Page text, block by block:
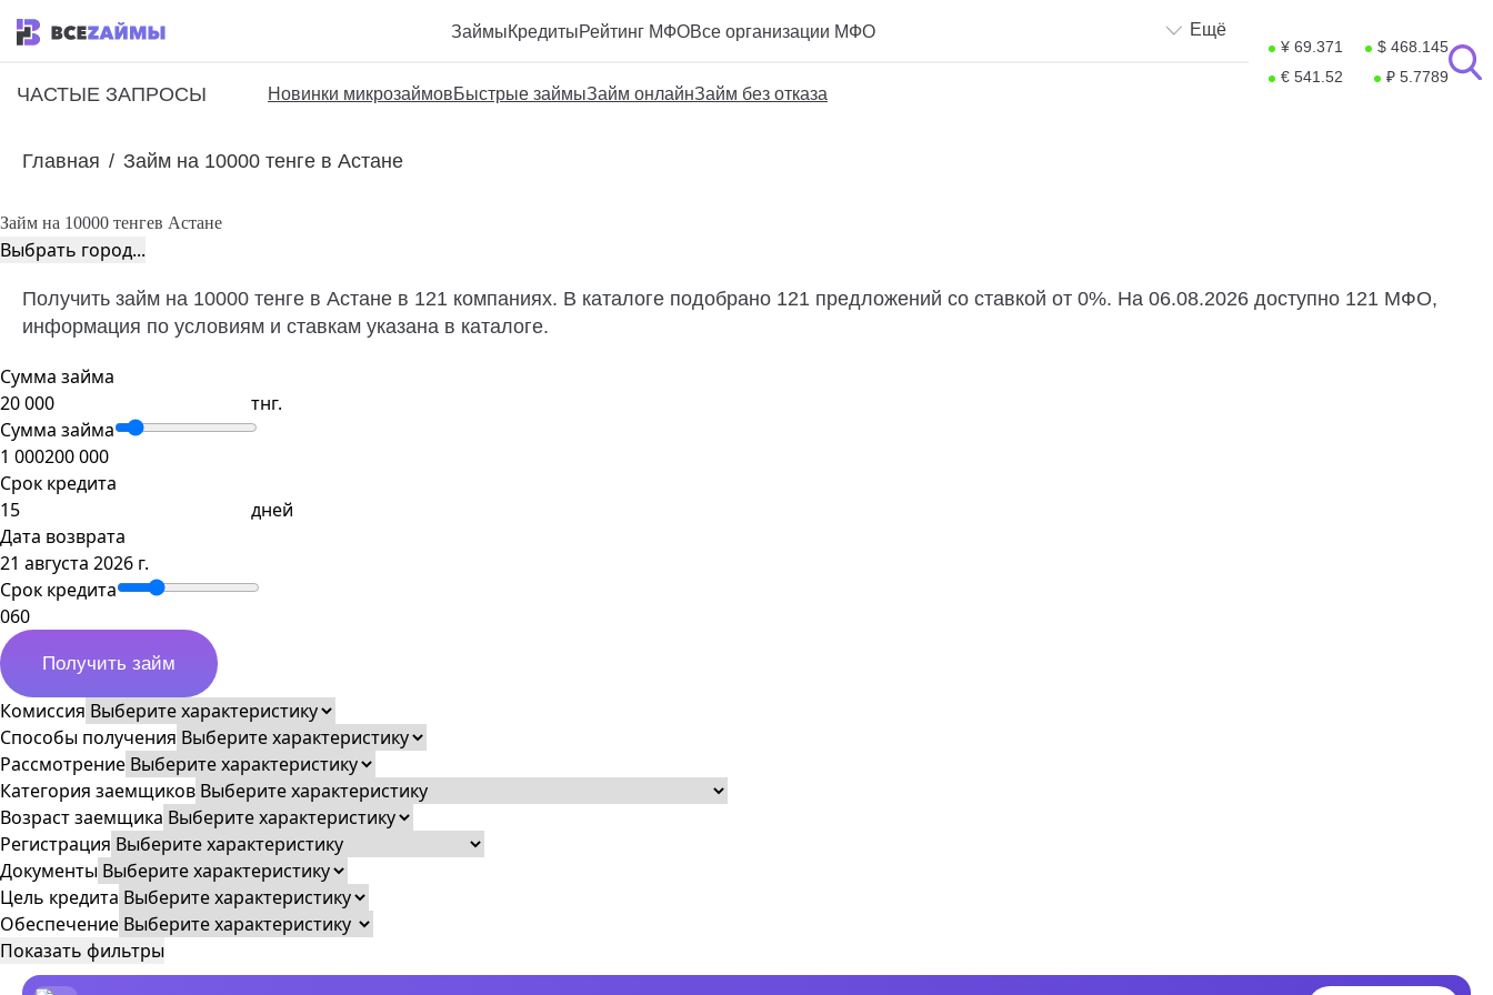
ЗаймыКредитыРейтинг МФОВсе организации МФО Ещё
ЧАСТЫЕ ЗАПРОСЫ Новинки микрозаймовБыстрые займыЗайм онлайнЗайм без отказа
¥ 69.371
$ 468.145
€ 541.52
₽ 5.7789
Главная / Займ на 10000 тенге в Астане
Займ на 10000 тенгев Астане
Выбрать город...
Получить займ на 10000 тенге в Астане в 121 компаниях. В каталоге подобрано 121 предложений со ставкой от 0%. На 06.08.2026 доступно 121 МФО,
информация по условиям и ставкам указана в каталоге.
Сумма займа
тнг.
Сумма займа
1 000200 000
Срок кредита
дней
Дата возврата
21 августа 2026 г.
Срок кредита
060
Получить займ
Комиссия
Способы получения
Рассмотрение
Категория заемщиков
Возраст заемщика
Регистрация
Документы
Цель кредита
Обеспечение
Показать фильтры